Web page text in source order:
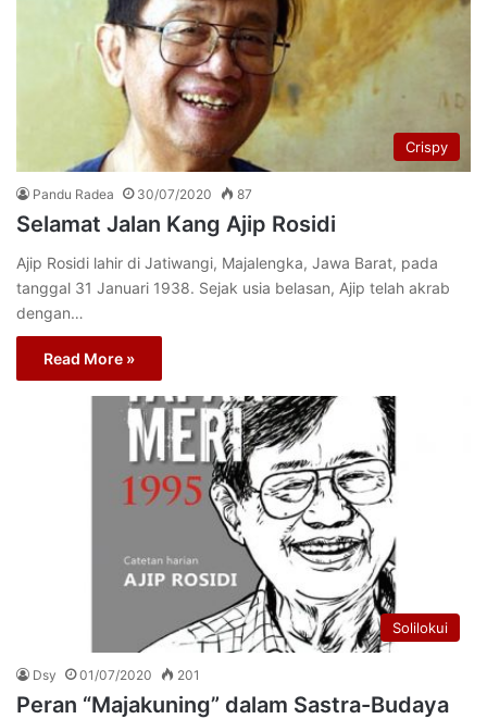
Crispy
Pandu Radea 30/07/2020 87
Selamat Jalan Kang Ajip Rosidi
Ajip Rosidi lahir di Jatiwangi, Majalengka, Jawa Barat, pada
tanggal 31 Januari 1938. Sejak usia belasan, Ajip telah akrab
dengan…
Read More »
Solilokui
Dsy 01/07/2020 201
Peran “Majakuning” dalam Sastra-Budaya